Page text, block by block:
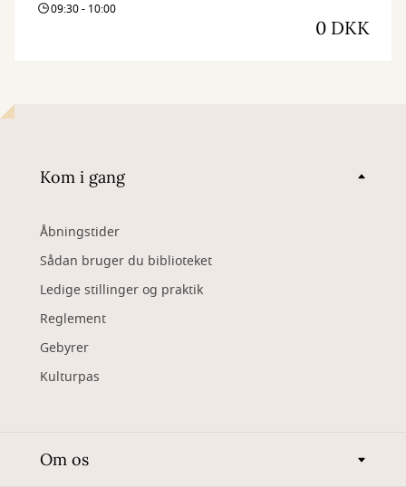
09:30 - 10:00
0 DKK
Kom i gang
Åbningstider
Sådan bruger du biblioteket
Ledige stillinger og praktik
Reglement
Gebyrer
Kulturpas
Om os